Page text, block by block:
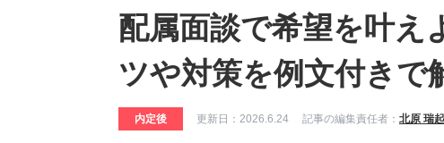
配属面談で希望を叶え
ツや対策を例文付きで
内定後 更新日： 2026.6.24 記事の編集責任者： 北原 瑞起